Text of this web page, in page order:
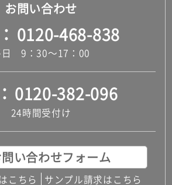
お問い合わせ
0120-468-838
日 9：30～17：00
0120-382-096
24時間受付け
い合わせフォーム
こちら サンプル請求はこちら